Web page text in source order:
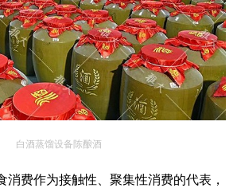
白酒蒸馏设备陈酿酒
消费作为接触性、聚集性消费的代表，